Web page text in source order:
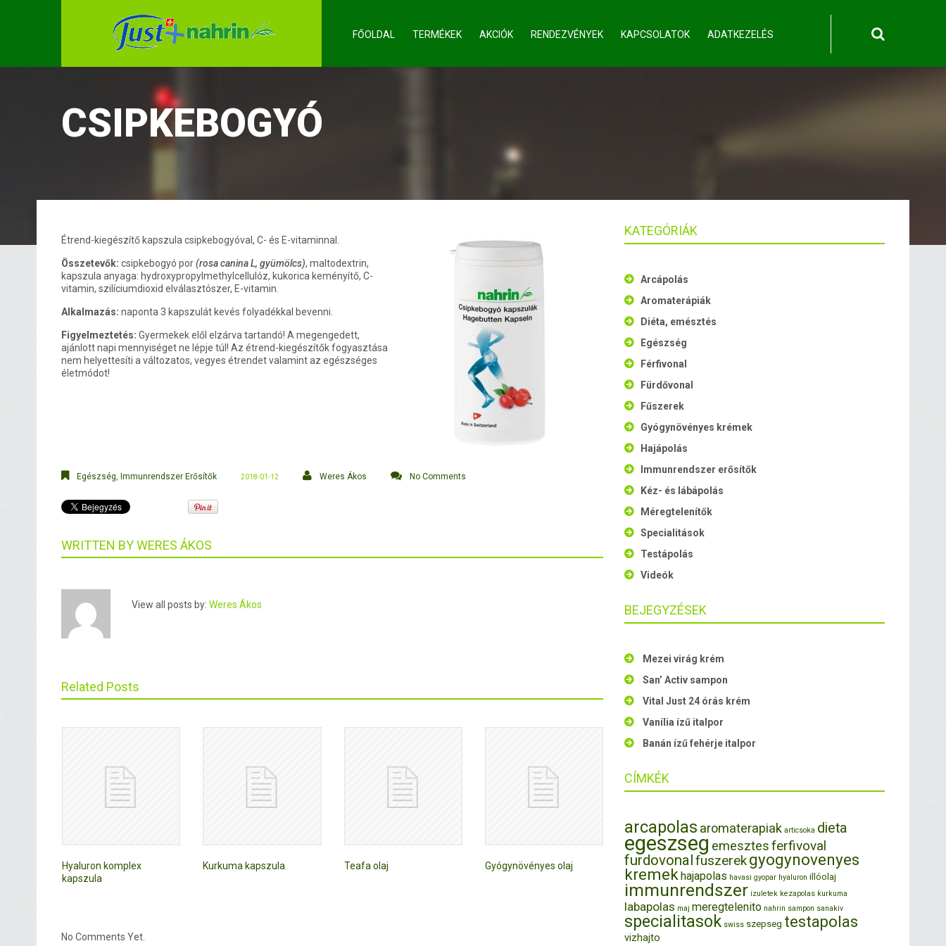
FŐOLDAL TERMÉKEK AKCIÓK RENDEZVÉNYEK KAPCSOLATOK ADATKEZELÉS
CSIPKEBOGYÓ
Étrend-kiegészítő kapszula csipkebogyóval, C- és E-vitaminnal.
Összetevők: csipkebogyó por(rosa canina L, gyümölcs), maltodextrin,
kapszula anyaga: hydroxypropylmethylcellulóz, kukorica keményítő, C-
vitamin, szilíciumdioxid elválasztószer, E-vitamin.
Alkalmazás: naponta 3 kapszulát kevés folyadékkal bevenni.
Figyelmeztetés: Gyermekek elől elzárva tartandó! A megengedett,
ajánlott napi mennyiséget ne lépje túl! Az étrend-kiegészítők fogyasztása
nem helyettesíti a változatos, vegyes étrendet valamint az egészséges
életmódot!
Egészség, Immunrendszer Erősítők 2018-01-12 Weres Ákos No Comments
WRITTEN BYWERES ÁKOS
View all posts by: Weres Ákos
Related Posts
Hyaluron komplex
kapszula
Kurkuma kapszula Teafa olaj Gyógynövényes olaj
No Comments Yet.
KATEGÓRIÁK
Arcápolás
Aromaterápiák
Diéta, emésztés
Egészség
Férfivonal
Fürdővonal
Fűszerek
Gyógynövényes krémek
Hajápolás
Immunrendszer erősítők
Kéz- és lábápolás
Méregtelenítők
Specialitások
Testápolás
Videók
BEJEGYZÉSEK
Mezei virág krém
San’ Activ sampon
Vital Just 24 órás krém
Vanília ízű italpor
Banán ízű fehérje italpor
CÍMKÉK
arcapolas aromaterapiak articsoka dieta
egeszseg emesztesferfivoval
furdovonalfuszerekgyogynovenyes
kremek hajapolas havasi gyopar hyaluron illóolaj
immunrendszer izuletek kezapolas kurkuma
labapolas maj meregtelenito nahrin sampon sanakiv
specialitasok swiss szepseg testapolas
vizhajto